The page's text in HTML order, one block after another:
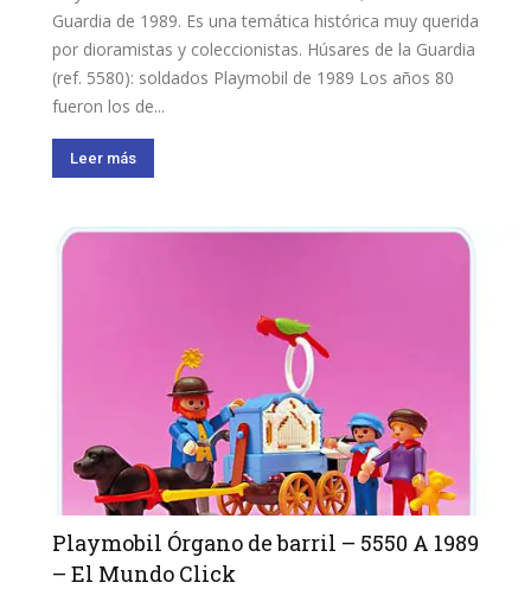
Guardia de 1989. Es una temática histórica muy querida
por dioramistas y coleccionistas. Húsares de la Guardia
(ref. 5580): soldados Playmobil de 1989 Los años 80
fueron los de...
Leer más
Playmobil Órgano de barril – 5550 A 1989
– El Mundo Click